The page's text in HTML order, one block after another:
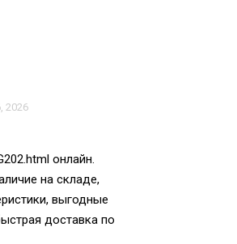
2026
онлайн.
на складе,
выгодные
доставка по